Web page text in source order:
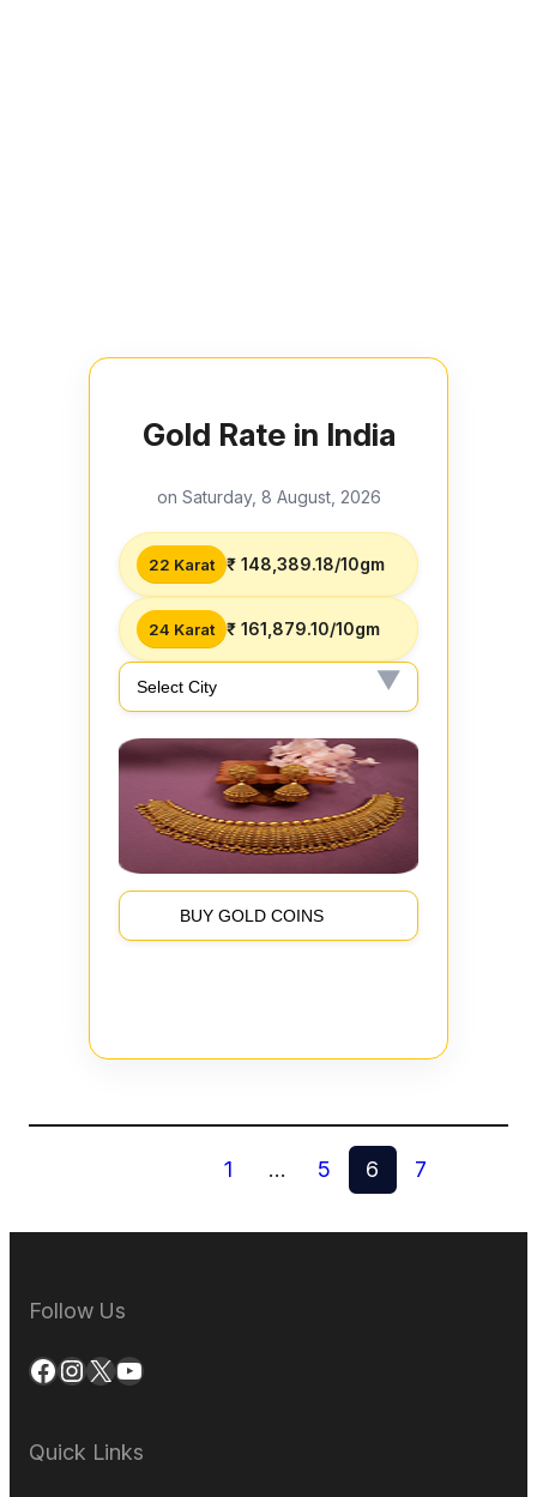
Gold Rate in India
on Saturday, 8 August, 2026
22 Karat ₹ 148,389.18/10gm
24 Karat ₹ 161,879.10/10gm
BUY GOLD COINS
1 … 5 6 7
Follow Us
Facebook InstagramX YouTube
Quick Links